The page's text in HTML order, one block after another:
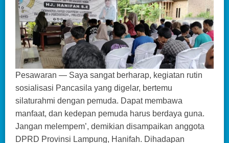
Pesawaran — Saya sangat berharap, kegiatan rutin
sosialisasi Pancasila yang digelar, bertemu
silaturahmi dengan pemuda. Dapat membawa
manfaat, dan kedepan pemuda harus berdaya guna.
Jangan melempem’, demikian disampaikan anggota
DPRD Provinsi Lampung, Hanifah. Dihadapan